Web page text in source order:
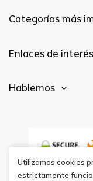
Categorías más
Enlaces de interés
Hablemos
Utilizamos cookies
estrictamente